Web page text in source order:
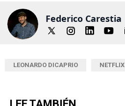
Federico Carestia
LEONARDO DICAPRIO NETFLIX